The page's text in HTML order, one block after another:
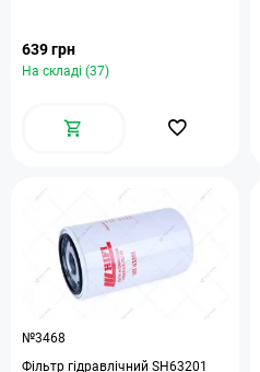
639 грн
На складі (37)
№3468
Фільтр гідравлічний SH63201